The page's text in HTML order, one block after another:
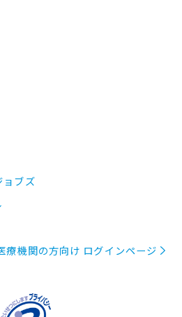
ョブズ
療機関の方向け ログインページ